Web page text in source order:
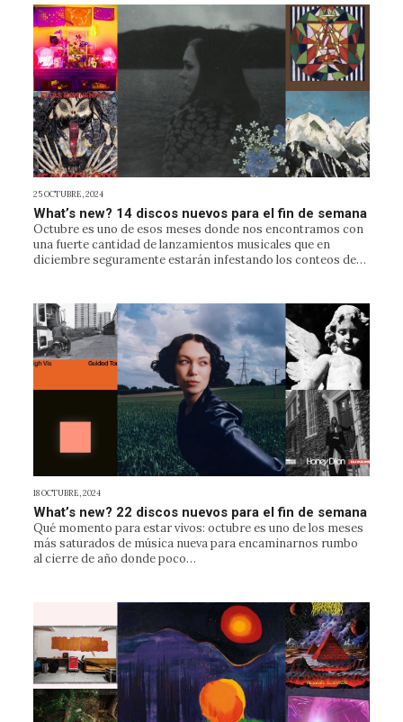
25 OCTUBRE, 2024
What’s new? 14 discos nuevos para el fin de semana
Octubre es uno de esos meses donde nos encontramos con
una fuerte cantidad de lanzamientos musicales que en
diciembre seguramente estarán infestando los conteos de…
18 OCTUBRE, 2024
What’s new? 22 discos nuevos para el fin de semana
Qué momento para estar vivos: octubre es uno de los meses
más saturados de música nueva para encaminarnos rumbo
al cierre de año donde poco…